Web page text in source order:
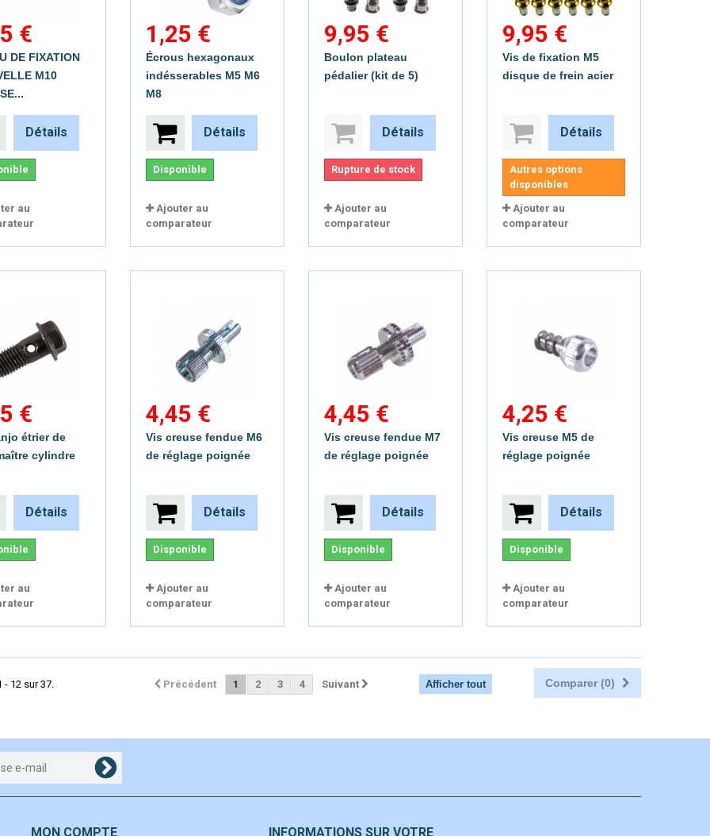
€
DE FIXATION
M10
Détails
au
1,25 €
Écrous hexagonaux
indésserables M5 M6
M8
Détails
Disponible
Ajouter au
comparateur
9,95 €
Boulon plateau
pédalier (kit de 5)
Détails
Rupture de stock
Ajouter au
comparateur
9,95 €
Vis de fixation M5
disque de frein acier
Détails
Autres options
disponibles
Ajouter au
comparateur
rapide
€
étrier de
cylindre
Détails
au
Aperçu rapide
4,45 €
Vis creuse fendue M6
de réglage poignée
Détails
Disponible
Ajouter au
comparateur
Aperçu rapide
4,45 €
Vis creuse fendue M7
de réglage poignée
Détails
Disponible
Ajouter au
comparateur
Aperçu rapide
4,25 €
Vis creuse M5 de
réglage poignée
Détails
Disponible
Ajouter au
comparateur
Comparer (0)
Afficher tout
Précédent 1 2 3 4 Suivant
- 12 sur 37.
MON COMPTE INFORMATIONS SUR VOTRE